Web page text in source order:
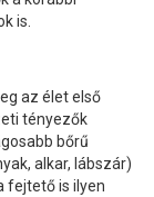
is.
az élet első
tényezők
bőrű
alkar, lábszár)
fejtető is ilyen